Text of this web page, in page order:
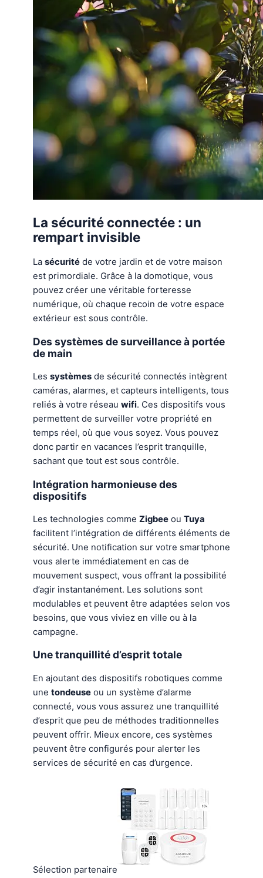
La sécurité connectée : un
rempart invisible
La sécurité de votre jardin et de votre maison
est primordiale. Grâce à la domotique, vous
pouvez créer une véritable forteresse
numérique, où chaque recoin de votre espace
extérieur est sous contrôle.
Des systèmes de surveillance à portée
de main
Les systèmes de sécurité connectés intègrent
caméras, alarmes, et capteurs intelligents, tous
reliés à votre réseau wifi. Ces dispositifs vous
permettent de surveiller votre propriété en
temps réel, où que vous soyez. Vous pouvez
donc partir en vacances l’esprit tranquille,
sachant que tout est sous contrôle.
Intégration harmonieuse des
dispositifs
Les technologies comme Zigbee ou Tuya
facilitent l’intégration de différents éléments de
sécurité. Une notification sur votre smartphone
vous alerte immédiatement en cas de
mouvement suspect, vous offrant la possibilité
d’agir instantanément. Les solutions sont
modulables et peuvent être adaptées selon vos
besoins, que vous viviez en ville ou à la
campagne.
Une tranquillité d’esprit totale
En ajoutant des dispositifs robotiques comme
une tondeuse ou un système d’alarme
connecté, vous vous assurez une tranquillité
d’esprit que peu de méthodes traditionnelles
peuvent offrir. Mieux encore, ces systèmes
peuvent être configurés pour alerter les
services de sécurité en cas d’urgence.
Sélection partenaire